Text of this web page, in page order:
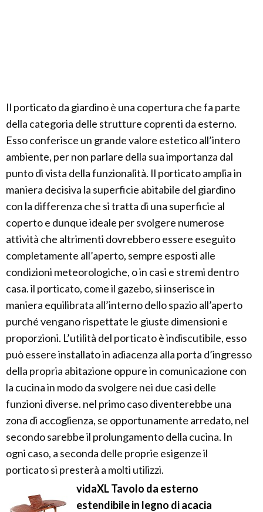
Il porticato da giardino è una copertura che fa parte
della categoria delle strutture coprenti da esterno.
Esso conferisce un grande valore estetico all’intero
ambiente, per non parlare della sua importanza dal
punto di vista della funzionalità. Il porticato amplia in
maniera decisiva la superficie abitabile del giardino
con la differenza che si tratta di una superficie al
coperto e dunque ideale per svolgere numerose
attività che altrimenti dovrebbero essere eseguito
completamente all’aperto, sempre esposti alle
condizioni meteorologiche, o in casi e stremi dentro
casa. il porticato, come il gazebo, si inserisce in
maniera equilibrata all’interno dello spazio all’aperto
purché vengano rispettate le giuste dimensioni e
proporzioni. L’utilità del porticato è indiscutibile, esso
può essere installato in adiacenza alla porta d’ingresso
della propria abitazione oppure in comunicazione con
la cucina in modo da svolgere nei due casi delle
funzioni diverse. nel primo caso diventerebbe una
zona di accoglienza, se opportunamente arredato, nel
secondo sarebbe il prolungamento della cucina. In
ogni caso, a seconda delle proprie esigenze il
porticato si presterà a molti utilizzi.
vidaXL Tavolo da esterno
estendibile in legno di acacia